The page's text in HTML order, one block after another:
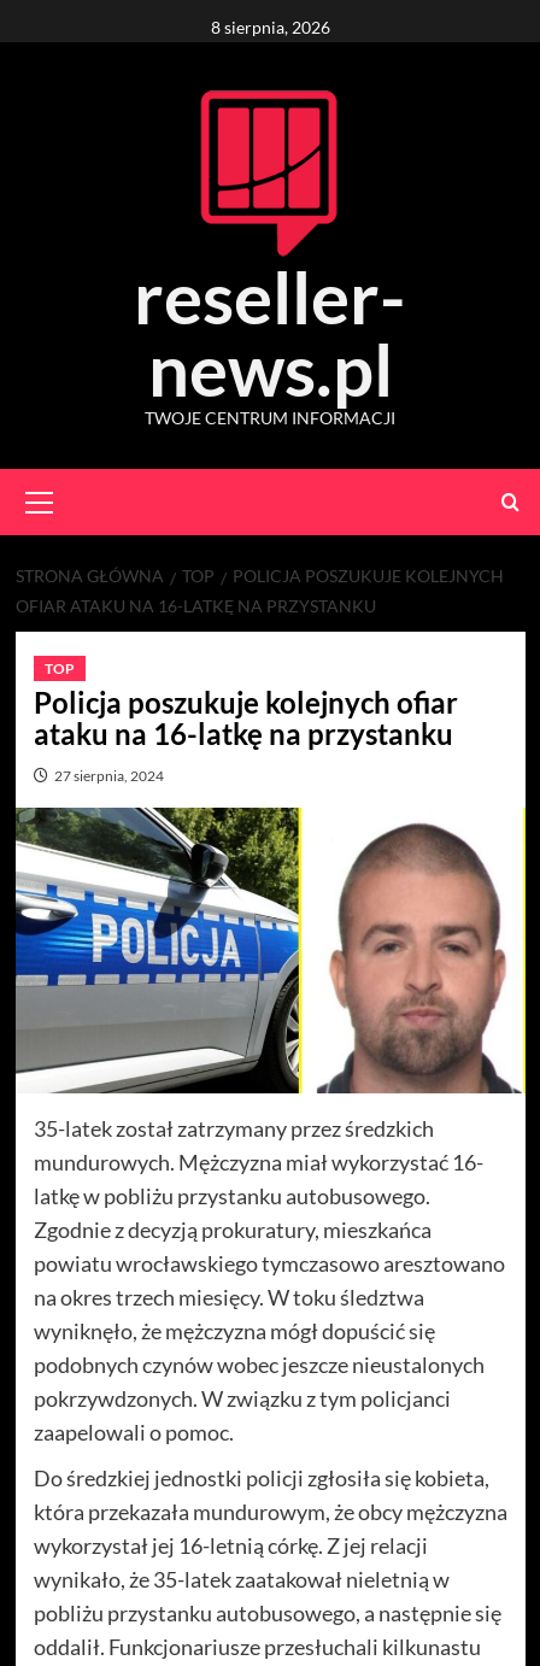
to
8 sierpnia, 2026
reseller-
news.pl
TWOJE CENTRUM INFORMACJI
Menu
STRONA GŁÓWNA TOP
POLICJA POSZUKUJE KOLEJNYCH
OFIAR ATAKU NA 16-LATKĘ NA PRZYSTANKU
TOP
Policja poszukuje kolejnych ofiar
ataku na 16-latkę na przystanku
27 sierpnia, 2024
35-latek został zatrzymany przez średzkich
mundurowych. Mężczyzna miał wykorzystać 16-
latkę w pobliżu przystanku autobusowego.
Zgodnie z decyzją prokuratury, mieszkańca
powiatu wrocławskiego tymczasowo aresztowano
na okres trzech miesięcy. W toku śledztwa
wyniknęło, że mężczyzna mógł dopuścić się
podobnych czynów wobec jeszcze nieustalonych
pokrzywdzonych. W związku z tym policjanci
zaapelowali o pomoc.
Do średzkiej jednostki policji zgłosiła się kobieta,
która przekazała mundurowym, że obcy mężczyzna
wykorzystał jej 16-letnią córkę. Z jej relacji
wynikało, że 35-latek zaatakował nieletnią w
pobliżu przystanku autobusowego, a następnie się
oddalił. Funkcjonariusze przesłuchali kilkunastu